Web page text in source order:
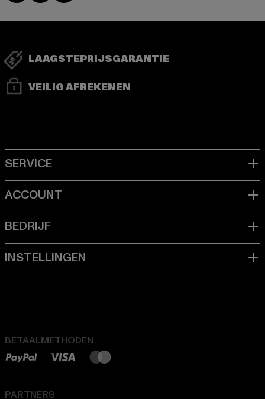
LAAGSTEPRIJSGARANTIE
VEILIG AFREKENEN
BETAALMETHODEN
PARTNERS